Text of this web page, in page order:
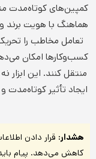
کمپین‌های کوتاه‌مدت
هماهنگ با هویت برند
تعامل مخاطب را
کسب‌وکارها امکان
منتقل کنند. این ابزار
ایجاد تأثیر
هشدار: قرار دادن
کاهش می‌دهد. پیام